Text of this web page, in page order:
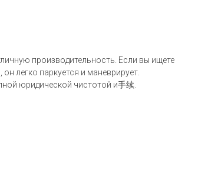
производительность. Если вы ищете
легко паркуется и маневрирует.
юридической чистотой и手续.